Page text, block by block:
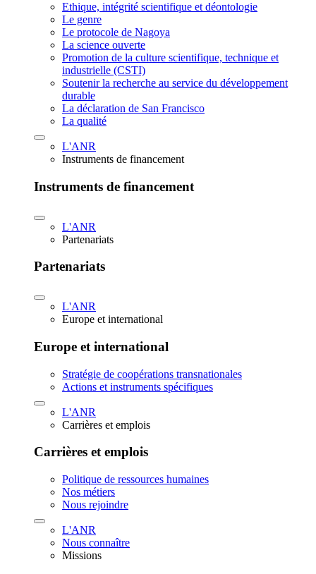
Ethique, intégrité scientifique et déontologie
Le genre
Le protocole de Nagoya
La science ouverte
Promotion de la culture scientifique, technique et
industrielle (CSTI)
Soutenir la recherche au service du développement
durable
La déclaration de San Francisco
La qualité
L'ANR
Instruments de financement
Instruments de financement
L'ANR
Partenariats
Partenariats
L'ANR
Europe et international
Europe et international
Stratégie de coopérations transnationales
Actions et instruments spécifiques
L'ANR
Carrières et emplois
Carrières et emplois
Politique de ressources humaines
Nos métiers
Nous rejoindre
L'ANR
Nous connaître
Missions